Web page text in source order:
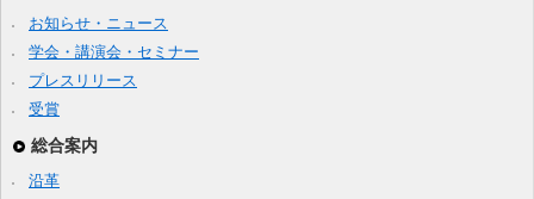
お知らせ・ニュース
学会・講演会・セミナー
プレスリリース
受賞
総合案内
沿革